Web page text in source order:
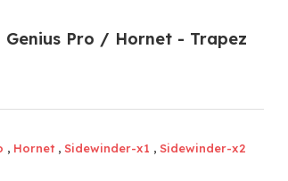
Pro / Hornet - Trapez
, Hornet , Sidewinder-x1 , Sidewinder-x2